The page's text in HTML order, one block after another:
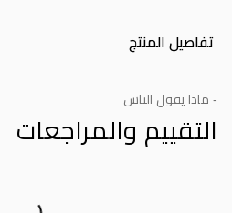
تفاصيل المنتج
- ماذا يقول الناس
التقييم والمراجعات